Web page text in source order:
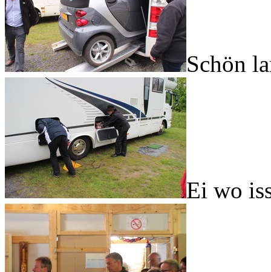
Schön
Ei wo